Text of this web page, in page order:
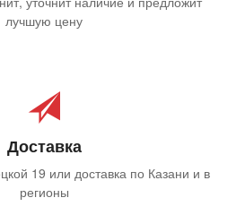
лучшую цену
Доставка
19 или доставка по Казани и в
регионы